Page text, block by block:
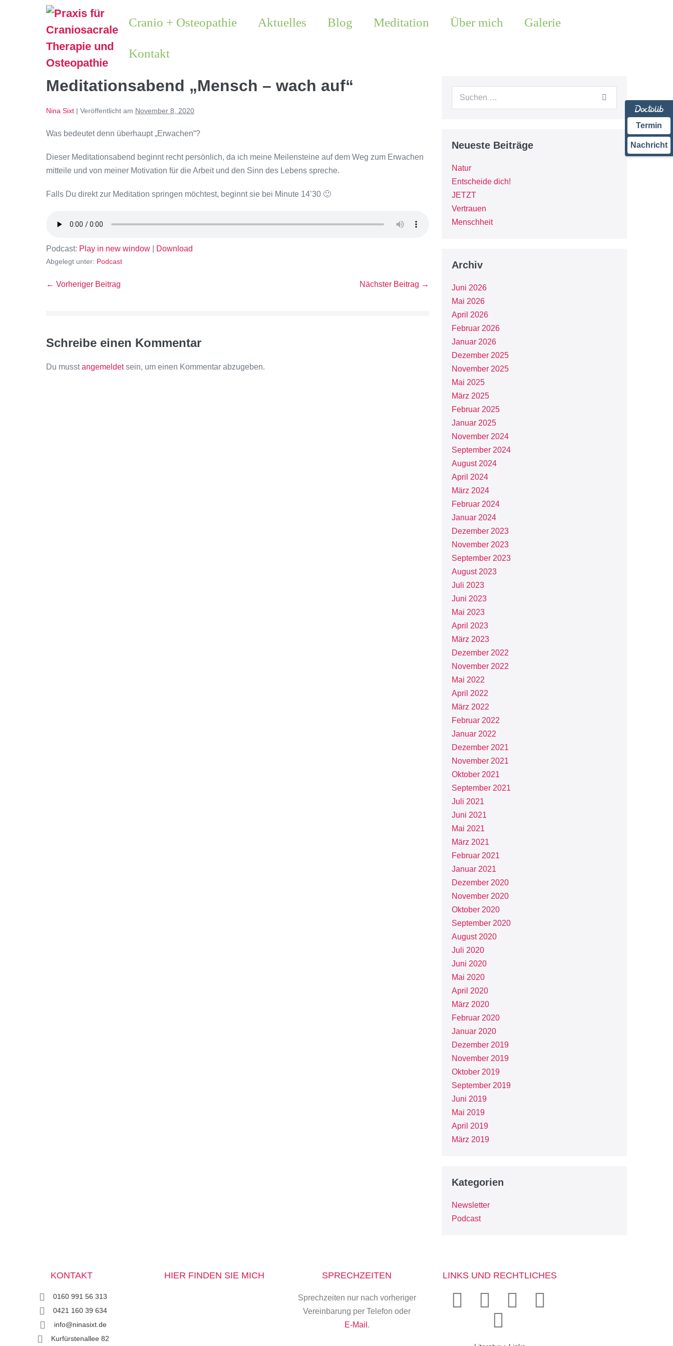
Cranio + Osteopathie Aktuelles Blog Meditation Über mich Galerie
Kontakt
Meditationsabend „Mensch – wach auf“
Nina Sixt | Veröffentlicht am November 8, 2020
Was bedeutet denn überhaupt „Erwachen“?
Dieser Meditationsabend beginnt recht persönlich, da ich meine Meilensteine auf dem Weg zum Erwachen
mitteile und von meiner Motivation für die Arbeit und den Sinn des Lebens spreche.
Falls Du direkt zur Meditation springen möchtest, beginnt sie bei Minute 14’30 🙂
Podcast: Play in new window Download
Abgelegt unter: Podcast
← Vorheriger Beitrag Nächster Beitrag →
Schreibe einen Kommentar
Du musstangemeldetsein, um einen Kommentar abzugeben.
Neueste Beiträge
Natur
Entscheide dich!
JETZT
Vertrauen
Menschheit
Archiv
Juni 2026
Mai 2026
April 2026
Februar 2026
Januar 2026
Dezember 2025
November 2025
Mai 2025
März 2025
Februar 2025
Januar 2025
November 2024
September 2024
August 2024
April 2024
März 2024
Februar 2024
Januar 2024
Dezember 2023
November 2023
September 2023
August 2023
Juli 2023
Juni 2023
Mai 2023
April 2023
März 2023
Dezember 2022
November 2022
Mai 2022
April 2022
März 2022
Februar 2022
Januar 2022
Dezember 2021
November 2021
Oktober 2021
September 2021
Juli 2021
Juni 2021
Mai 2021
März 2021
Februar 2021
Januar 2021
Dezember 2020
November 2020
Oktober 2020
September 2020
August 2020
Juli 2020
Juni 2020
Mai 2020
April 2020
März 2020
Februar 2020
Januar 2020
Dezember 2019
November 2019
Oktober 2019
September 2019
Juni 2019
Mai 2019
April 2019
März 2019
Kategorien
Newsletter
Podcast
KONTAKT
0160 991 56 313
0421 160 39 634
info@ninasixt.de
Kurfürstenallee 82
HIER FINDEN SIE MICH SPRECHZEITEN
Sprechzeiten nur nach vorheriger
Vereinbarung per Telefon oder
E-Mail .
LINKS UND RECHTLICHES
Termin
Nachricht